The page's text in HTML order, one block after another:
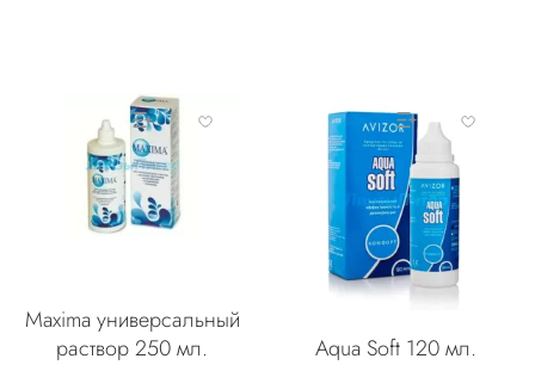
Maxima универсальный
раствор 250 мл.
Aqua Soft 120 мл.